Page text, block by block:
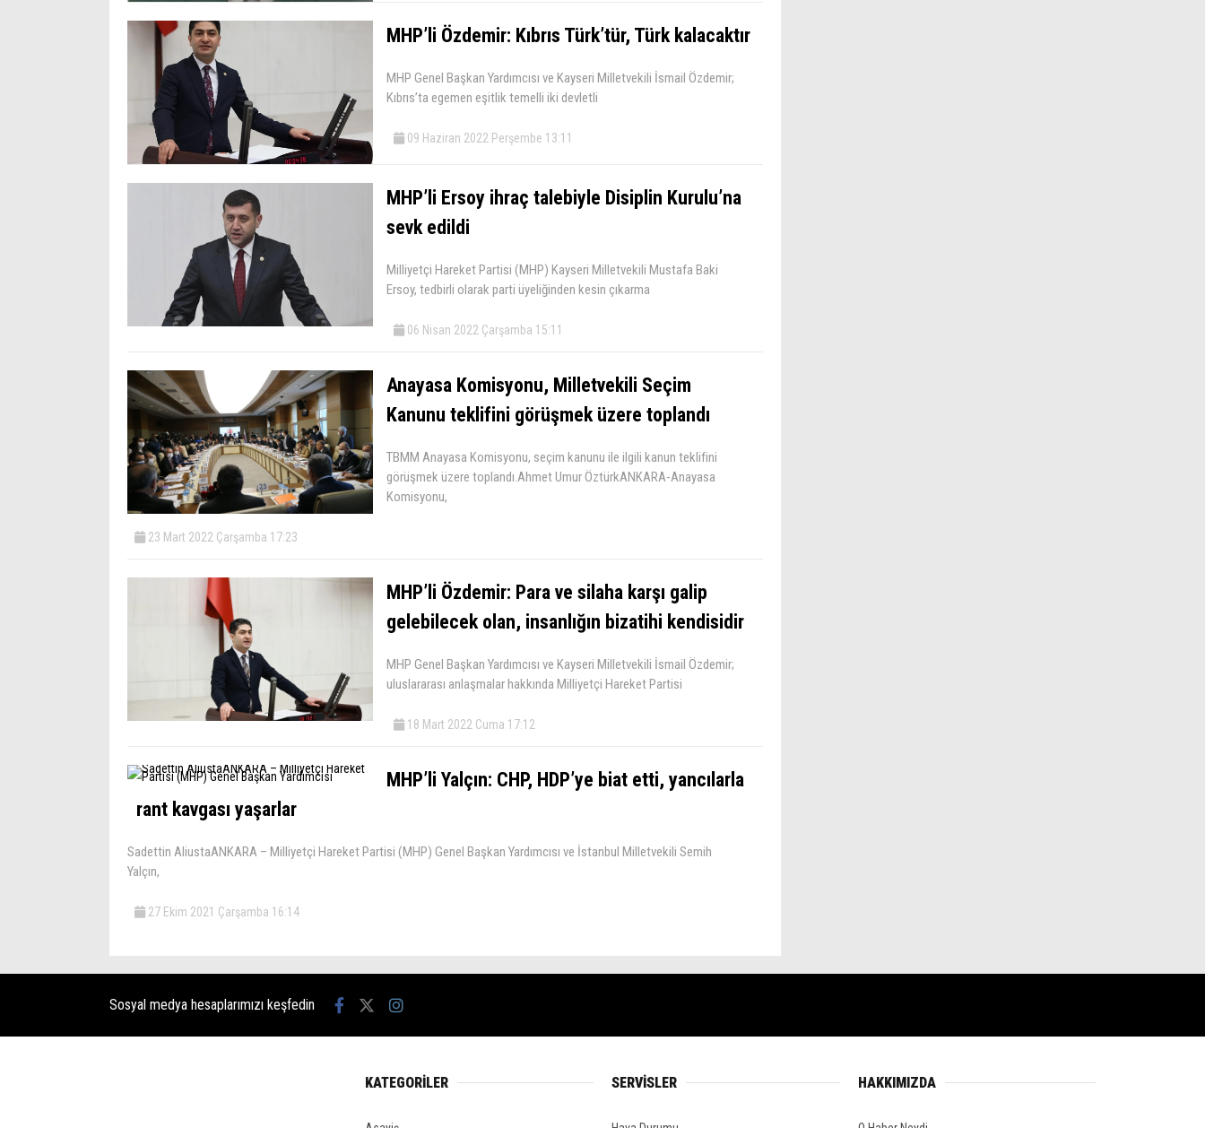
MHP’li Özdemir: Kıbrıs Türk’tür, Türk kalacaktır
MHP Genel Başkan Yardımcısı ve Kayseri Milletvekili İsmail Özdemir;
Kıbrıs’ta egemen eşitlik temelli iki devletli
09 Haziran 2022 Perşembe 13:11
MHP’li Ersoy ihraç talebiyle Disiplin Kurulu’na
sevk edildi
Milliyetçi Hareket Partisi (MHP) Kayseri Milletvekili Mustafa Baki
Ersoy, tedbirli olarak parti üyeliğinden kesin çıkarma
06 Nisan 2022 Çarşamba 15:11
Anayasa Komisyonu, Milletvekili Seçim
Kanunu teklifini görüşmek üzere toplandı
TBMM Anayasa Komisyonu, seçim kanunu ile ilgili kanun teklifini
görüşmek üzere toplandı.Ahmet Umur ÖztürkANKARA-Anayasa
Komisyonu,
23 Mart 2022 Çarşamba 17:23
MHP’li Özdemir: Para ve silaha karşı galip
gelebilecek olan, insanlığın bizatihi kendisidir
MHP Genel Başkan Yardımcısı ve Kayseri Milletvekili İsmail Özdemir;
uluslararası anlaşmalar hakkında Milliyetçi Hareket Partisi
18 Mart 2022 Cuma 17:12
MHP’li Yalçın: CHP, HDP’ye biat etti, yancılarla
rant kavgası yaşarlar
Sadettin AliustaANKARA – Milliyetçi Hareket Partisi (MHP) Genel Başkan Yardımcısı ve İstanbul Milletvekili Semih
Yalçın,
27 Ekim 2021 Çarşamba 16:14
Sosyal medya hesaplarımızı keşfedin
KATEGORİLER SERVİSLER HAKKIMIZDA